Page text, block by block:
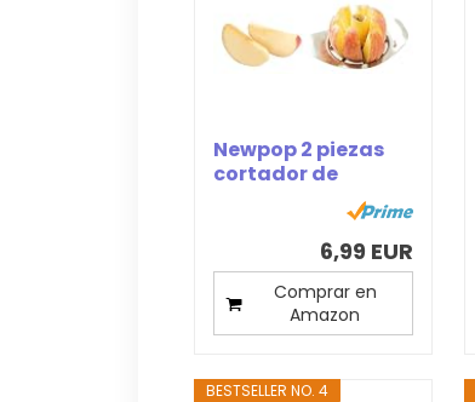
Newpop 2 piezas
cortador de
6,99 EUR
Comprar en
Amazon
BESTSELLER NO. 4